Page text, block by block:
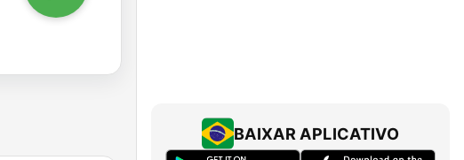
BAIXAR APLICATIVO